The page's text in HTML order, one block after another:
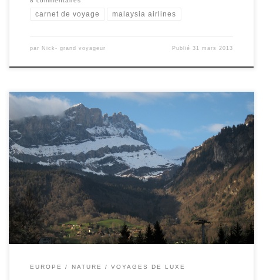
carnet de voyage malaysia airlines
par Nick- grand voyageur Publié31 mars 2013
On a passé le weekend de pâques à la découverte des Alpes du
Nord, et Megève en particulier. C’est un village sympathique plus
calme que Chamonix. La ville est devenu « huppé » grâce à
l’installation des Rothschilds dans les années 20. Heureusement on
n’est pas obligé d’être millionnaire pour profiter d’un séjour la […]
EUROPE NATURE VOYAGES DE LUXE